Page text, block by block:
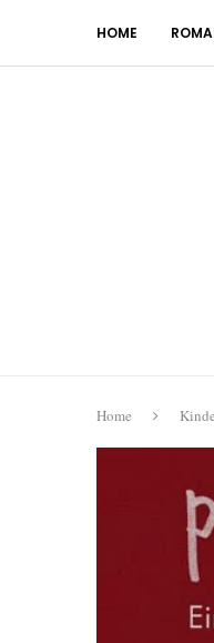
HOME
Home